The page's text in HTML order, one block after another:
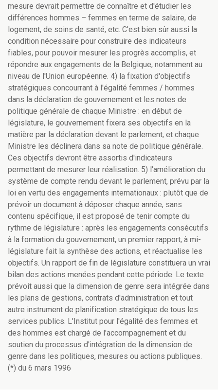
mesure devrait permettre de connaître et d'étudier les
différences hommes – femmes en terme de salaire, de
logement, de soins de santé, etc. C'est bien sûr aussi la
condition nécessaire pour construire des indicateurs
fiables, pour pouvoir mesurer les progrès accomplis, et
répondre aux engagements de la Belgique, notamment au
niveau de l'Union européenne. 4) la fixation d'objectifs
stratégiques concourrant à l'égalité femmes / hommes
dans la déclaration de gouvernement et les notes de
politique générale de chaque Ministre : en début de
législature, le gouvernement fixera ses objectifs en la
matière par la déclaration devant le parlement, et chaque
Ministre les déclinera dans sa note de politique générale.
Ces objectifs devront être assortis d'indicateurs
permettant de mesurer leur réalisation. 5) l'amélioration du
système de compte rendu devant le parlement, prévu par la
loi en vertu des engagements internationaux : plutôt que de
prévoir un document à déposer chaque année, sans
contenu spécifique, il est proposé de tenir compte du
rythme de législature : après les engagements consécutifs
à la formation du gouvernement, un premier rapport, à mi-
législature fait la synthèse des actions, et réactualise les
objectifs. Un rapport de fin de législature constituera un vrai
bilan des actions menées pendant cette période. Le texte
prévoit aussi que la dimension de genre sera intégrée dans
les plans de gestions, contrats d'administration et tout
autre instrument de planification stratégique de tous les
services publics. L'Institut pour l'égalité des femmes et
des hommes est chargé de l'accompagnement et du
soutien du processus d'intégration de la dimension de
genre dans les politiques, mesures ou actions publiques.
(*) du 6 mars 1996